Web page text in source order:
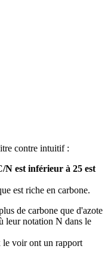
contre intuitif :
N est inférieur à 25 est
est riche en carbone.
de carbone que d'azote
leur notation N dans le
le voir ont un rapport